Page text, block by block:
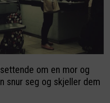
om en mor og
snur seg og skjeller dem